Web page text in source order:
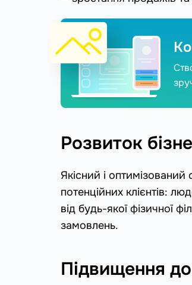
Розвиток
Якісний і оптимізований
потенційних клієнтів:
від будь-якої фізичної
замовлень.
Підвищення